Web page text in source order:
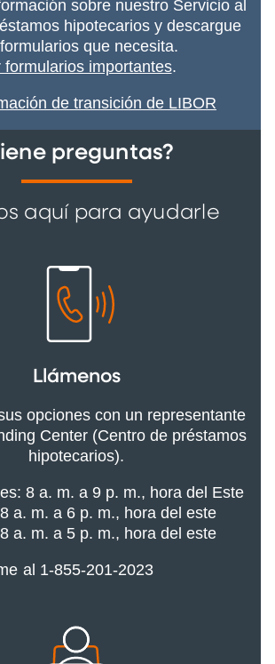
sobre nuestro Servicio al
hipotecarios y descargue
que necesita.
formularios importantes.
de transición de LIBOR
preguntas?
aquí para ayudarle
Llámenos
opciones con un representante
Center (Centro de préstamos
hipotecarios).
8 a. m. a 9 p. m., hora del Este
a. m. a 6 p. m., hora del este
a. m. a 5 p. m., hora del este
al 1-855-201-2023